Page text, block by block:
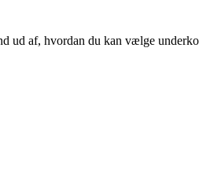
af, hvordan du kan vælge